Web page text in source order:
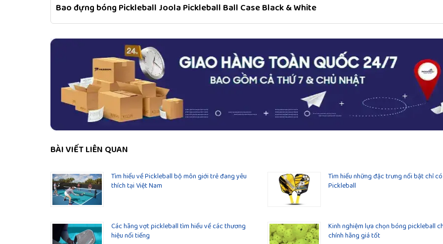
Bao đựng bóng Pickleball Joola Pickleball Ball Case Black & White
BÀI VIẾT LIÊN QUAN
Tìm hiểu về Pickleball bộ môn giới trẻ đang yêu
thích tại Việt Nam
Tìm hiểu những đặc trưng nổi bật chỉ
Pickleball
Các hãng vợt pickleball tìm hiểu về các thương
hiệu nổi tiếng
Kinh nghiệm lựa chọn bóng pickleball
chính hãng giá tốt